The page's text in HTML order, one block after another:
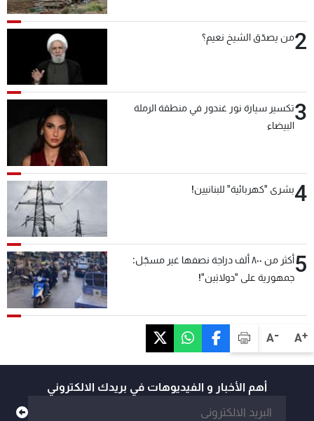
A+
A-
2من يصدّق الشيخ نعيم؟
3تكسير سيارة نور غندور في منطقة الرملة
البيضاء
4بشرى "كهربائية" للبنانيين!
5
أكثر من ٨٠٠ ألف دراجة نصفها غير مسجّل:
جمهورية على "دولابَين"!
أهم الأخبار و الفيديوهات في بريدك الالكتروني